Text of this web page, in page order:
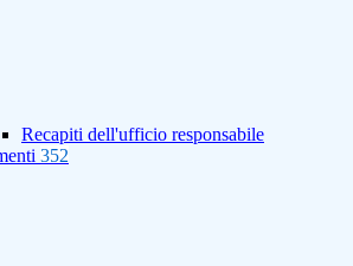
Recapiti dell'ufficio responsabile
352